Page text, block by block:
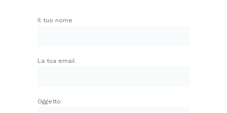
Il tuo nome
La tua email
Oggetto